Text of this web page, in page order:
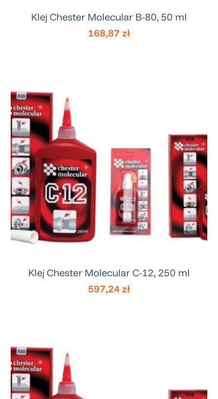
Klej Chester Molecular B-80, 50 ml
168,87 zł
Klej Chester Molecular C-12, 250 ml
597,24 zł